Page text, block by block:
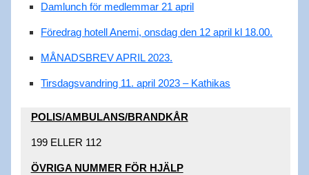
Damlunch för medlemmar 21 april
Föredrag hotell Anemi, onsdag den 12 april kl 18.00.
MÅNADSBREV APRIL 2023.
Tirsdagsvandring 11. april 2023 – Kathikas
POLIS/AMBULANS/BRANDKÅR​
199 ELLER 112​
ÖVRIGA NUMMER FÖR HJÄLP​